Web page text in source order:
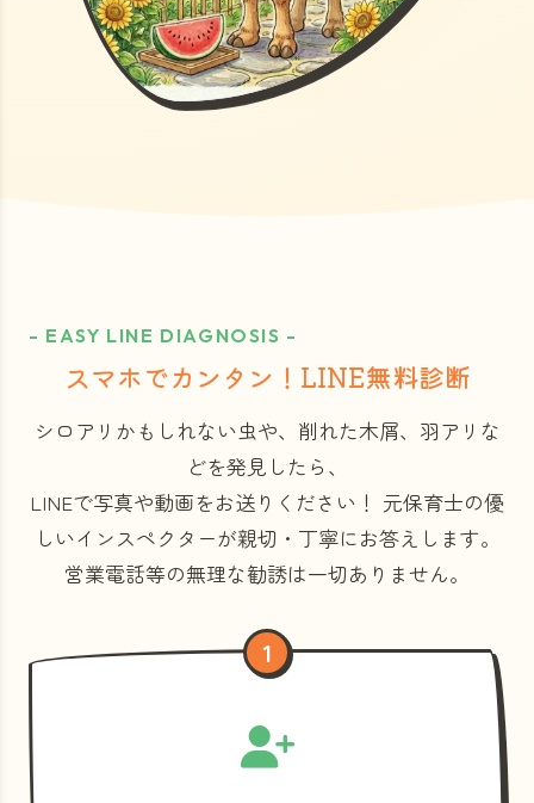
- EASY LINE DIAGNOSIS -
スマホでカンタン！LINE無料診断
シロアリかもしれない虫や、削れた木屑、羽アリな
どを発見したら、
LINEで写真や動画をお送りください！ 元保育士の優
しいインスペクターが親切・丁寧にお答えします。
営業電話等の無理な勧誘は一切ありません。
1